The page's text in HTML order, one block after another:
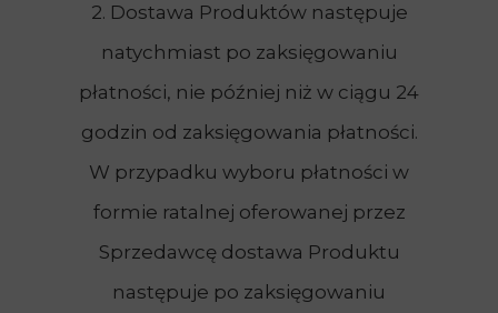
2. Dostawa Produktów następuje
natychmiast po zaksięgowaniu
płatności, nie później niż w ciągu 24
godzin od zaksięgowania płatności.
W przypadku wyboru płatności w
formie ratalnej oferowanej przez
Sprzedawcę dostawa Produktu
następuje po zaksięgowaniu